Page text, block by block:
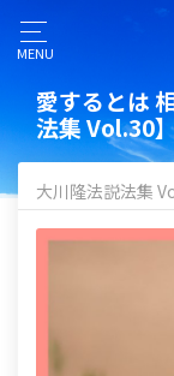
MENU
愛するとは
法集 Vol.30
大川隆法説法集